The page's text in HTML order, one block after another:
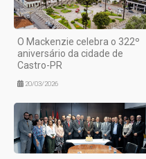
O Mackenzie celebra o 322º
aniversário da cidade de
Castro-PR
20/03/2026